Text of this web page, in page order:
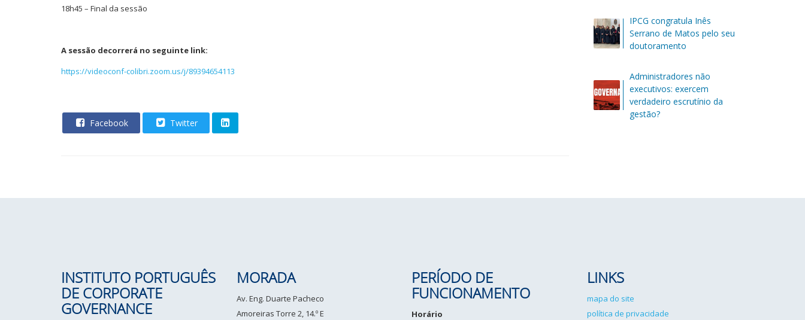
18h45 – Final da sessão
A sessão decorrerá no seguinte link:
https://videoconf-colibri.zoom.us/j/89394654113
Facebook Twitter
IPCG congratula Inês
Serrano de Matos pelo seu
doutoramento
Administradores não
executivos: exercem
verdadeiro escrutínio da
gestão?
INSTITUTO PORTUGUÊS
DE CORPORATE
GOVERNANCE
MORADA
Av. Eng. Duarte Pacheco
Amoreiras Torre 2, 14.º E
PERÍODO DE
FUNCIONAMENTO
Horário
LINKS
mapa do site
política de privacidade